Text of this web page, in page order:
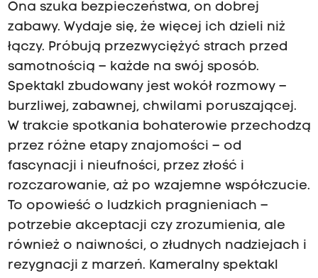
Ona szuka bezpieczeństwa, on dobrej
zabawy. Wydaje się, że więcej ich dzieli niż
łączy. Próbują przezwyciężyć strach przed
samotnością – każde na swój sposób.
Spektakl zbudowany jest wokół rozmowy –
burzliwej, zabawnej, chwilami poruszającej.
W trakcie spotkania bohaterowie przechodzą
przez różne etapy znajomości – od
fascynacji i nieufności, przez złość i
rozczarowanie, aż po wzajemne współczucie.
To opowieść o ludzkich pragnieniach –
potrzebie akceptacji czy zrozumienia, ale
również o naiwności, o złudnych nadziejach i
rezygnacji z marzeń. Kameralny spektakl